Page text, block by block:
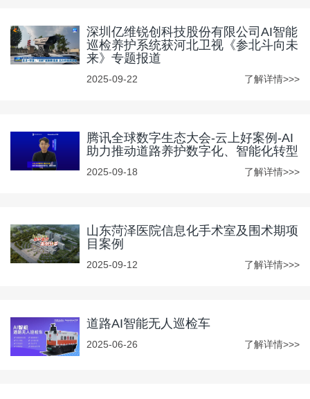
深圳亿维锐创科技股份有限公司AI智能
巡检养护系统获河北卫视《参北斗向未
来》专题报道
2025-09-22 了解详情>>>
腾讯全球数字生态大会-云上好案例-AI
助力推动道路养护数字化、智能化转型
2025-09-18 了解详情>>>
山东菏泽医院信息化手术室及围术期项
目案例
2025-09-12 了解详情>>>
道路AI智能无人巡检车
2025-06-26 了解详情>>>